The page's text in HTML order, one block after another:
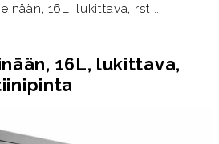
16L, lukittava, rst...
16L, lukittava,